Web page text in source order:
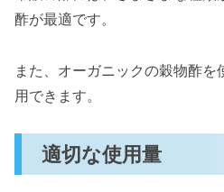
酢が最適です。
また、オーガニックの穀物酢
用できます。
適切な使用量